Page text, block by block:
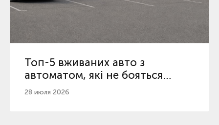
Топ-5 вживаних авто з
автоматом, які не бояться
пробігу 200 000 км
28 июля 2026